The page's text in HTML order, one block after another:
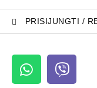
PRISIJUNGTI /